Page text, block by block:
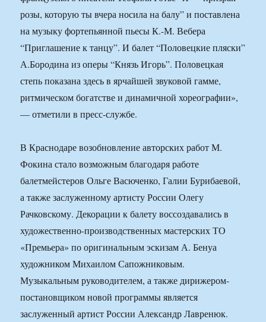
розы, которую ты вчера носила на балу” и поставлена
на музыку фортепьянной пьесы К.-М. Вебера
“Приглашение к танцу”. И балет “Половецкие пляски”
А.Бородина из оперы “Князь Игорь”. Половецкая
степь показана здесь в ярчайшей звуковой гамме,
ритмическом богатстве и динамичной хореографии»,
— отметили в пресс-службе.
В Краснодаре возобновление авторских работ М.
Фокина стало возможным благодаря работе
балетмейстеров Ольге Васюченко, Галии Бурибаевой,
а также заслуженному артисту России Олегу
Рачковскому. Декорации к балету воссоздавались в
художественно-производственных мастерских ТО
«Премьера» по оригинальным эскизам А. Бенуа
художником Михаилом Сапожниковым.
Музыкальным руководителем, а также дирижером-
постановщиком новой программы является
заслуженный артист России Александр Лавренюк.